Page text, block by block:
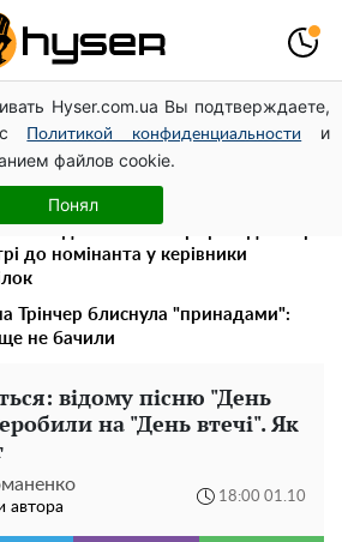
Hyser.com.ua Вы подтверждаете,
с
Политикой конфиденциальности
и
файлов cookie.
Понял
розвиток реабілітації та
осколків ОПЗЖ: як "Партія миру"
з'явилася в інформаційному полі
до номінанта у керівники
Трінчер блиснула "принадами":
не бачили
відому пісню "День
на "День втечі". Як
автора
18:00 01.10